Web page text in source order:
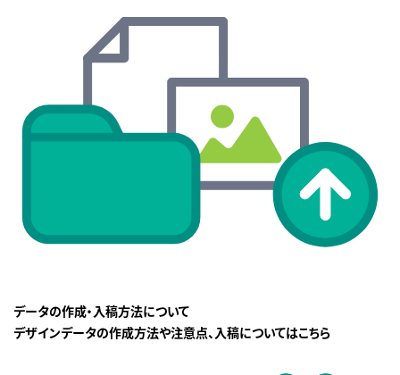
データの作成・入稿方法について
デザインデータの作成方法や注意点、入稿についてはこちら